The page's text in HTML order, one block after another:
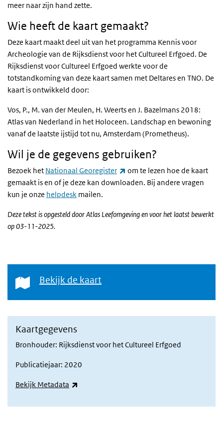
meer naar zijn hand zette.
Wie heeft de kaart gemaakt?
Deze kaart maakt deel uit van het programma Kennis voor
Archeologie van de Rijksdienst voor het Cultureel Erfgoed. De
Rijksdienst voor Cultureel Erfgoed werkte voor de
totstandkoming van deze kaart samen met Deltares en TNO. De
kaart is ontwikkeld door:
Vos, P., M. van der Meulen, H. Weerts en J. Bazelmans 2018:
Atlas van Nederland in het Holoceen. Landschap en bewoning
vanaf de laatste ijstijd tot nu, Amsterdam (Prometheus).
Wil je de gegevens gebruiken?
Bezoek het Nationaal Georegister (externe link)
om te lezen hoe de kaart
gemaakt is en of je deze kan downloaden. Bij andere vragen
kun je onze helpdesk mailen.
Deze tekst is opgesteld door Atlas Leefomgeving en voor het laatst bewerkt
op 03-11-2025.
Bekijk de kaart
Bekijk de kaart
Kaartgegevens
Bronhouder: Rijksdienst voor het Cultureel Erfgoed
Publicatiejaar: 2020
Bekijk Metadata